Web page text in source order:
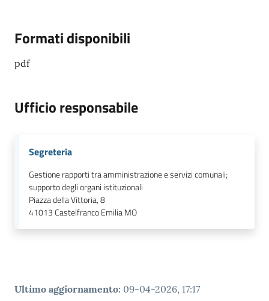
Formati disponibili
pdf
Ufficio responsabile
Segreteria
Gestione rapporti tra amministrazione e servizi comunali;
supporto degli organi istituzionali
Piazza della Vittoria, 8
41013Castelfranco Emilia MO
Ultimo aggiornamento: 09-04-2026, 17:17